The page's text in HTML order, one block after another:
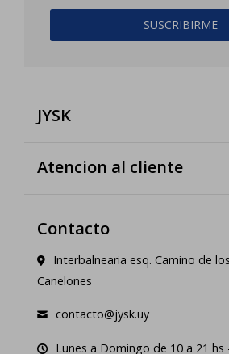
SUSCRIBIRME
JYSK
Atencion al cliente
Contacto
Interbalnearia esq. Camino de
Canelones
contacto@jysk.uy
Lunes a Domingo de 10 a 21 hs